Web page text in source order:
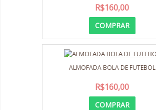
R$160,00
COMPRAR
ALMOFADA BOLA DE FUTEBOL
R$160,00
COMPRAR